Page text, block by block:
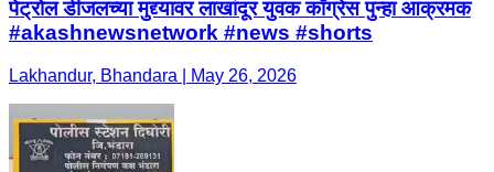
पेट्रोल डीजलच्या मुद्द्यावर लाखांदूर युवक काँग्रेस पुन्हा आक्रमक
#akashnewsnetwork #news #shorts
Lakhandur, Bhandara | May 26, 2026